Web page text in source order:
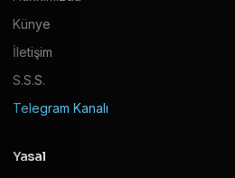
Künye
İletişim
S.S.S.
Telegram Kanalı
Yasal